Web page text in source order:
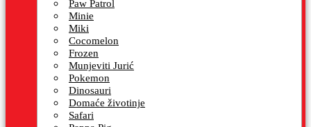
Paw Patrol
Minie
Miki
Cocomelon
Frozen
Munjeviti Jurić
Pokemon
Dinosauri
Domaće životinje
Safari